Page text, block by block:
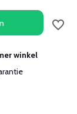
winkel